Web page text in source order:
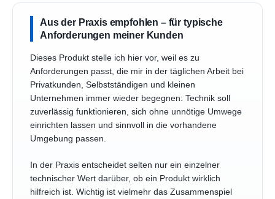
Aus der Praxis empfohlen – für typische
Anforderungen meiner Kunden
Dieses Produkt stelle ich hier vor, weil es zu
Anforderungen passt, die mir in der täglichen Arbeit bei
Privatkunden, Selbstständigen und kleinen
Unternehmen immer wieder begegnen: Technik soll
zuverlässig funktionieren, sich ohne unnötige Umwege
einrichten lassen und sinnvoll in die vorhandene
Umgebung passen.
In der Praxis entscheidet selten nur ein einzelner
technischer Wert darüber, ob ein Produkt wirklich
hilfreich ist. Wichtig ist vielmehr das Zusammenspiel